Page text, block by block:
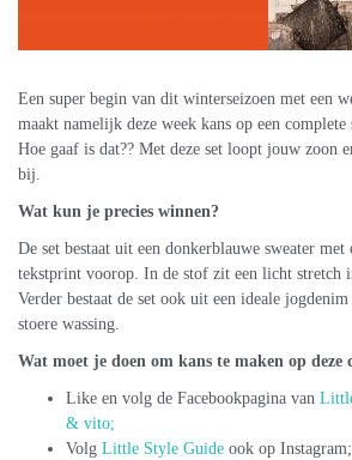
Een super begin van dit winterseizoen met een
maakt namelijk deze week kans op een complete
Hoe gaaf is dat?? Met deze set loopt jouw zoon
bij.
Wat kun je precies winnen?
De set bestaat uit een donkerblauwe sweater
tekstprint voorop. In de stof zit een licht stretch
Verder bestaat de set ook uit een ideale
stoere wassing.
Wat moet je doen om kans te maken op deze
Like en volg de Facebookpagina van
& vito;
Volg Little Style Guide ook op Instagram;